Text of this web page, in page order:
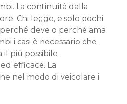
La continuità dalla
Chi legge, e solo pochi
deve o perché ama
i casi è necessario che
il più possibile
efficace. La
nel modo di veicolare i